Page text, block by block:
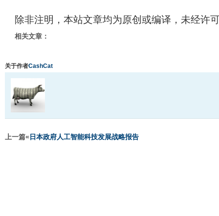
除非注明，本站文章均为原创或编译，未经许
相关文章：
关于作者CashCat
上一篇« 日本政府人工智能科技发展战略报告